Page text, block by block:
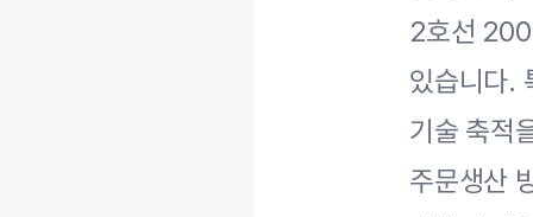
2호선 200
있습니다.
기술 축적
주문생산